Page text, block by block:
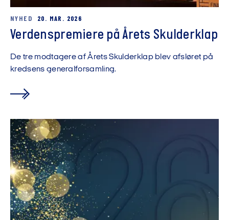
NYHED 20. MAR. 2026
Verdenspremiere på Årets Skulderklap
De tre modtagere af Årets Skulderklap blev afsløret på
kredsens generalforsamling.